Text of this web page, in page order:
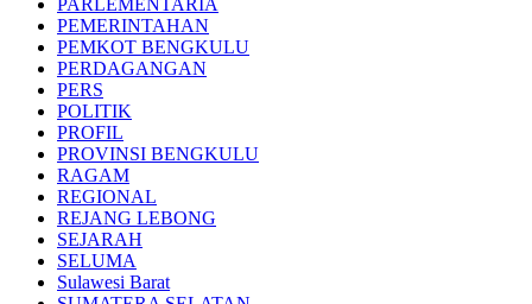
PARLEMENTARIA
PEMERINTAHAN
PEMKOT BENGKULU
PERDAGANGAN
PERS
POLITIK
PROFIL
PROVINSI BENGKULU
RAGAM
REGIONAL
REJANG LEBONG
SEJARAH
SELUMA
Sulawesi Barat